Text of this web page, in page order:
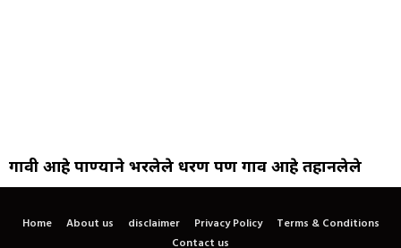
गावी आहे पाण्याने भरलेले धरण पण गाव आहे तहानलेले
Home About us disclaimer Privacy Policy
Terms & Conditions
Contact us